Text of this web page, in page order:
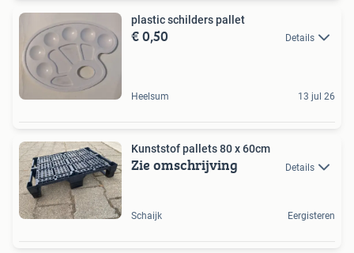
plastic schilders pallet
€ 0,50 Details
Heelsum 13 jul 26
Kunststof pallets 80 x 60cm
Zie omschrijving Details
Schaijk Eergisteren